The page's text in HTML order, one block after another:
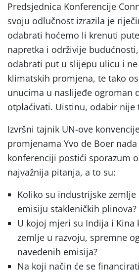
Predsjednica Konferencije
svoju odlučnost izrazila je
odabrati hoćemo li krenuti
napretka i održivije
odabrati put u slijepu ulicu i
klimatskih promjena, te tako
unucima u naslijeđe ogroman
otplaćivati. Uistinu, odabir nije
Izvršni tajnik UN-ove
promjenama Yvo de Boer nada
konferenciji postići sporazum
najvažnija pitanja, a to su:
Koliko su industrijske
emisiju stakleničkih plinova?
U kojoj mjeri su Indija i Kina
zemlje u razvoju, spremne
navedenih emisija?
Na koji način će se